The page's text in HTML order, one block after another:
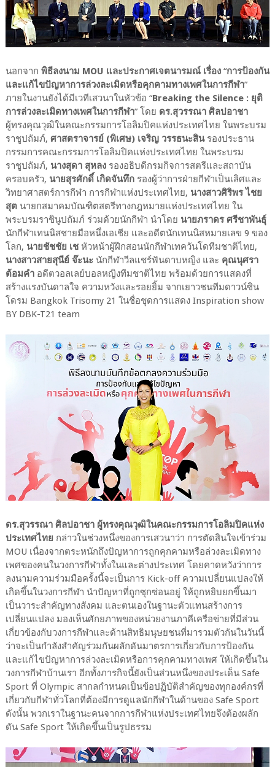
นอกจาก พิธีลงนาม MOU และประกาศเจตนารมณ์ เรื่อง“การป้องกัน
และแก้ไขปัญหาการล่วงละเมิดหรือคุกคามทางเพศในการกีฬา”
ภายในงานยังได้มีเวทีเสวนาในหัวข้อ “Breaking the Silence : ยุติ
การล่วงละเมิดทางเพศในการกีฬา” โดย ดร.สุวรรณา ศิลปอาชา
ผู้ทรงคุณวุฒิในคณะกรรมการโอลิมปิคแห่งประเทศไทย ในพระบรม
ราชูปถัมภ์, ศาสตราจารย์ (พิเศษ) เจริญ วรรธนะสินรองประธาน
กรรมการคณะกรรมการโอลิมปิคแห่งประเทศไทย ในพระบรม
ราชูปถัมภ์, นางสุดา สุหลงรองอธิบดีกรมกิจการสตรีและสถาบัน
ครอบครัว, นายสุรศักดิ์ เกิดจันทึกรองผู้ว่าการฝ่ายกีฬาเป็นเลิศและ
วิทยาศาสตร์การกีฬา การกีฬาแห่งประเทศไทย, นางสาวศิริพร ไชย
สุตนายกสมาคมบัณฑิตสตรีทางกฎหมายแห่งประเทศไทย ใน
พระบรมราชินูปถัมภ์ ร่วมด้วยนักกีฬา นำโดย นายภราดร ศรีชาพันธุ์
นักกีฬาเทนนิสชายมือหนึ่งเอเชีย และอดีตนักเทนนิสหมายเลข 9 ของ
โลก, นายชัชชัย เช หัวหน้าผู้ฝึกสอนนักกีฬาเทควันโดทีมชาติไทย,
นางสาวสายสุนีย์ จ๊ะนะ นักกีฬาวีลแชร์ฟันดาบหญิง และ คุณนุศรา
ต้อมคำอดีตวอลเลย์บอลหญิงทีมชาติไทย พร้อมด้วยการแสดงที่
สร้างแรงบันดาลใจ ความหวังและรอยยิ้ม จากเยาวชนทีมดาวน์ซิน
โดรม Bangkok Trisomy 21 ในชื่อชุดการแสดง Inspiration show
BY DBK-T21 team
ดร.สุวรรณา ศิลปอาชา ผู้ทรงคุณวุฒิในคณะกรรมการโอลิมปิคแห่ง
ประเทศไทย กล่าวในช่วงหนึ่งของการเสวนาว่า การตัดสินใจเข้าร่วม
MOU เนื่องจากตระหนักถึงปัญหาการถูกคุกคามหรือล่วงละเมิดทาง
เพศของคนในวงการกีฬาทั้งในและต่างประเทศ โดยคาดหวังว่าการ
ลงนามความร่วมมือครั้งนี้จะเป็นการ Kick-off ความเปลี่ยนแปลงให้
เกิดขึ้นในวงการกีฬา นำปัญหาที่ถูกซุกซ่อนอยู่ ให้ถูกหยิบยกขึ้นมา
เป็นวาระสำคัญทางสังคม และตนเองในฐานะตัวแทนสร้างการ
เปลี่ยนแปลง มองเห็นศักยภาพของหน่วยงานภาคีเครือข่ายที่มีส่วน
เกี่ยวข้องกับวงการกีฬาและด้านสิทธิมนุษยชนที่มารวมตัวกันในวันนี้
ว่าจะเป็นกำลังสำคัญร่วมกันผลักดันมาตรการเกี่ยวกับการป้องกัน
และแก้ไขปัญหาการล่วงละเมิดหรือการคุกคามทางเพศ ให้เกิดขึ้นใน
วงการกีฬาบ้านเรา อีกทั้งภารกิจนี้ยังเป็นส่วนหนึ่งของประเด็น Safe
Sport ที่ Olympic สากลกำหนดเป็นข้อปฏิบัติสำคัญของทุกองค์กรที่
เกี่ยวกับกีฬาทั่วโลกที่ต้องมีการดูแลนักกีฬาในด้านของ Safe Sport
ดังนั้น พวกเราในฐานะคนจากการกีฬาแห่งประเทศไทยจึงต้องผลัก
ดัน Safe Sport ให้เกิดขึ้นเป็นรูปธรรม